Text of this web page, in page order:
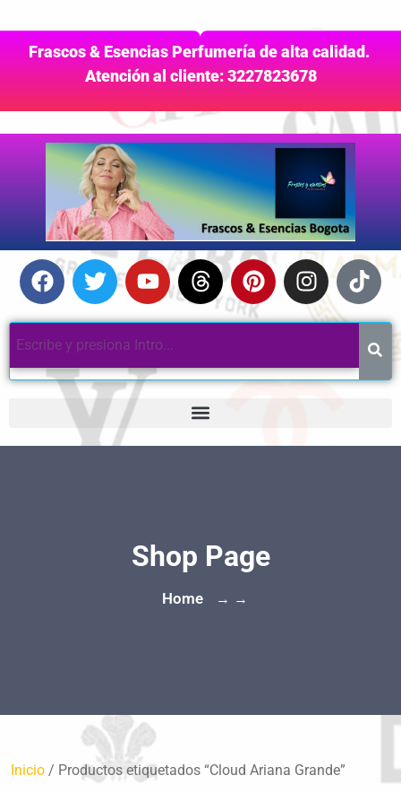
Frascos & Esencias Perfumería de alta calidad.
Atención al cliente: 3227823678
Shop Page
Home → →
Inicio / Productos etiquetados “Cloud Ariana Grande”